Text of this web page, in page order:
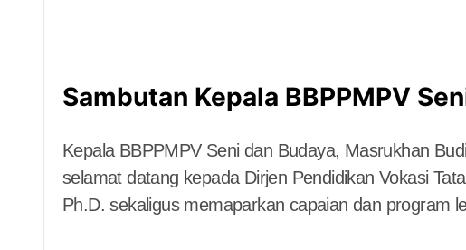
Sambutan Kepala BBPPMPV
Kepala BBPPMPV Seni dan Budaya, Masrukhan
selamat datang kepada Dirjen Pendidikan Vokasi
Ph.D. sekaligus memaparkan capaian dan program